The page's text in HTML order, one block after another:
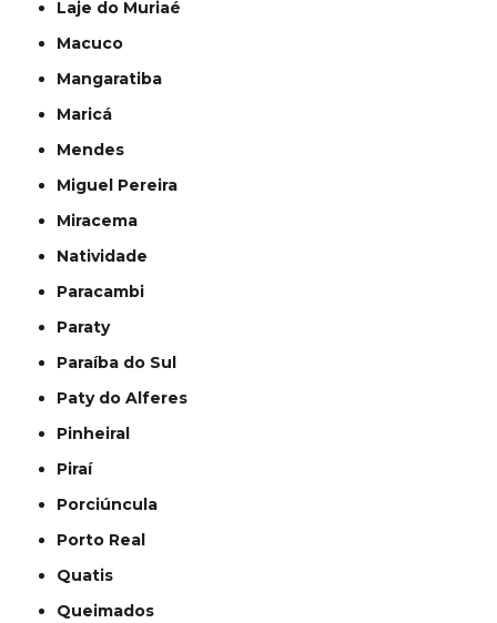
Laje do Muriaé
Macuco
Mangaratiba
Maricá
Mendes
Miguel Pereira
Miracema
Natividade
Paracambi
Paraty
Paraíba do Sul
Paty do Alferes
Pinheiral
Piraí
Porciúncula
Porto Real
Quatis
Queimados